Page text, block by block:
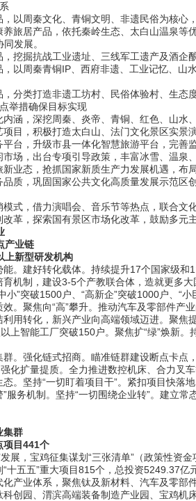
周秦文化、青铜文明、非遗民俗为核心，
居产品，依托秦岭生态、太白山温泉等优
发展。
掘抗战工业遗址、三线军工遗产及酒企
周秦青铜IP、西府非遗、工业记忆、山水
类打造非遗工坊村、民俗体验村、生态度
措确保目标实现
，深挖周秦、炎帝、青铜、红色、山水、
，积极打造太白山、法门文化景区实景演
，升级市县一体化智慧旅游平台，完善
，出台专项引导政策，丰富冰雪、温泉
态，抢抓国家新质生产力发展机遇，布
，巩固国家公共文化高质量发展示范区创
，借力演唱会、音乐节等热点，联合文
，探索国有景区市场化改革，鼓励多元主
业链
新型研发机构
建好转化载体。持续提升17个国家级和
育机制，建设3-5个产教联合体，造就更多
小”突破1500户、“高新企”突破1000户、“小
聚焦向“高”攀升。推动汽车及零部件产
用转化，新兴产业向高端领域迈进。聚焦
上智能工厂突破150户。聚焦扩“绿”焕新
强化链式招商。瞄准链群建设断点卡点
化扩量提质。全力推进数控机床、合力叉
坚持“一切盯着项目干”。紧扣项目快落地
服务机制。坚持“一切围绕企业转”。建立
群
目441个
，宝鸡征集谋划“三张清单”（政策性资金
十五五”重大项目815个，总投资5249.37
业体系，聚焦钛及新材料、汽车及零部
创园、渭滨高端装备制造产业园、宝鸡机